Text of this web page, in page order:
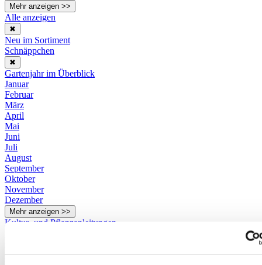
Mehr anzeigen >>
Alle anzeigen
✖
Neu im Sortiment
Schnäppchen
✖
Gartenjahr im Überblick
Januar
Februar
März
April
Mai
Juni
Juli
August
September
Oktober
November
Dezember
Mehr anzeigen >>
Kultur- und Pflanzanleitungen
Schneiden von Weinreben